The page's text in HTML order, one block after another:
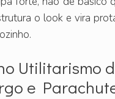
o look e vira
Utilitarismo
e